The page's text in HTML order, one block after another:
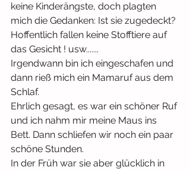
keine Kinderängste, doch plagten
mich die Gedanken: Ist sie zugedeckt?
Hoffentlich fallen keine Stofftiere auf
das Gesicht ! usw.......
Irgendwann bin ich eingeschafen und
dann rieß mich ein Mamaruf aus dem
Schlaf.
Ehrlich gesagt, es war ein schöner Ruf
und ich nahm mir meine Maus ins
Bett. Dann schliefen wir noch ein paar
schöne Stunden.
In der Früh war sie aber glücklich in